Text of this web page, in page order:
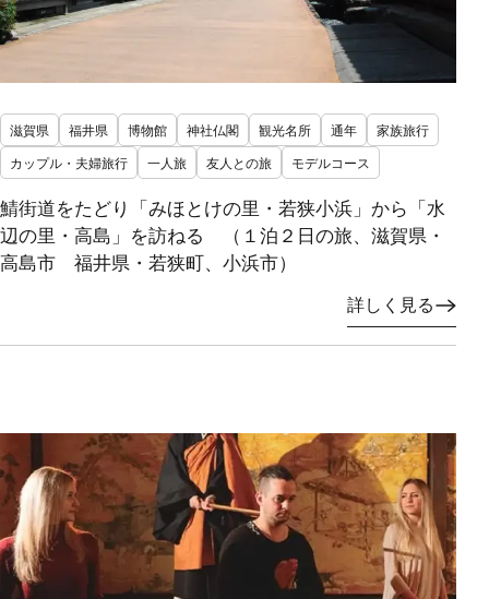
滋賀県 福井県 博物館 神社仏閣 観光名所 通年
家族旅行
カップル・夫婦旅行
一人旅 友人との旅 モデルコース
鯖街道をたどり「みほとけの里・若狭小浜」から「水
辺の里・高島」を訪ねる （１泊２日の旅、滋賀県・
高島市 福井県・若狭町、小浜市）
詳しく見る